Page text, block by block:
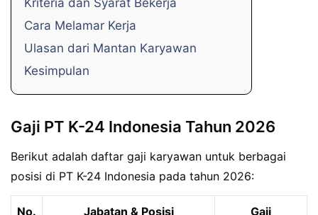
Kriteria dan Syarat Bekerja
Cara Melamar Kerja
Ulasan dari Mantan Karyawan
Kesimpulan
Gaji PT K-24 Indonesia Tahun 2026
Berikut adalah daftar gaji karyawan untuk berbagai
posisi di PT K-24 Indonesia pada tahun 2026:
No. Jabatan & Posisi Gaji